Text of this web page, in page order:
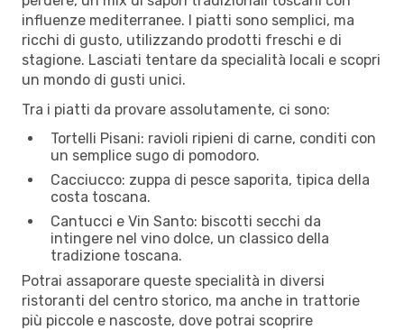
influenze mediterranee. I piatti sono semplici, ma
ricchi di gusto, utilizzando prodotti freschi e di
stagione. Lasciati tentare da specialità locali e scopri
un mondo di gusti unici.
Tra i piatti da provare assolutamente, ci sono:
Tortelli Pisani: ravioli ripieni di carne, conditi con
un semplice sugo di pomodoro.
Cacciucco: zuppa di pesce saporita, tipica della
costa toscana.
Cantucci e Vin Santo: biscotti secchi da
intingere nel vino dolce, un classico della
tradizione toscana.
Potrai assaporare queste specialità in diversi
ristoranti del centro storico, ma anche in trattorie
più piccole e nascoste, dove potrai scoprire